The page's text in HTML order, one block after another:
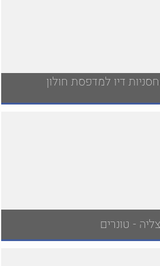
דיו למדפסת חולון
- טונרים